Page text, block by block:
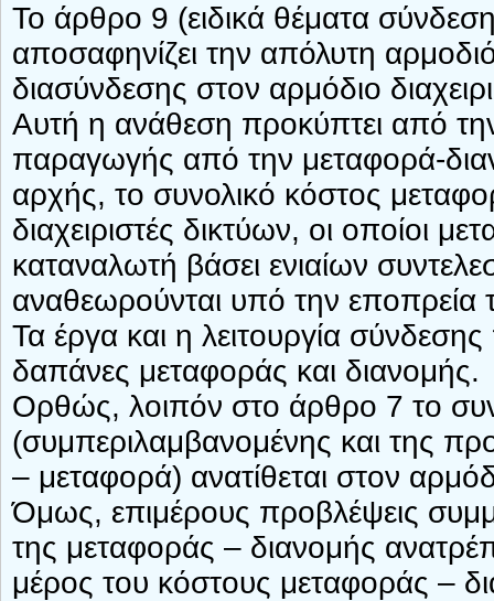
Το άρθρο 9 (ειδικά θέματα
αποσαφηνίζει την απόλυτη
διασύνδεσης στον αρμόδιο
Αυτή η ανάθεση προκύπτει από
παραγωγής από την μεταφορά-
αρχής, το συνολικό κόστος
διαχειριστές δικτύων, οι οποίοι
καταναλωτή βάσει ενιαίων
αναθεωρούνται υπό την
Τα έργα και η λειτουργία
δαπάνες μεταφοράς και διανομής.
Ορθώς, λοιπόν στο άρθρο 7 το
(συμπεριλαμβανομένης και της
– μεταφορά) ανατίθεται στον
Όμως, επιμέρους προβλέψεις
της μεταφοράς – διανομής
μέρος του κόστους μεταφοράς –